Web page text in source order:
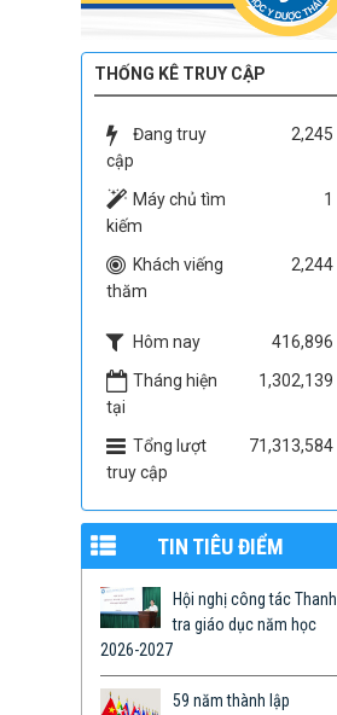
THỐNG KÊ TRUY CẬP
Đang truy
cập
2,245
Máy chủ tìm
kiếm
1
Khách viếng
thăm
2,244
Hôm nay
416,896
Tháng hiện
tại
1,302,139
Tổng lượt
truy cập
71,313,584
TIN TIÊU ĐIỂM
Hội nghị công tác Thanh
tra giáo dục năm học
2026-2027
59 năm thành lập